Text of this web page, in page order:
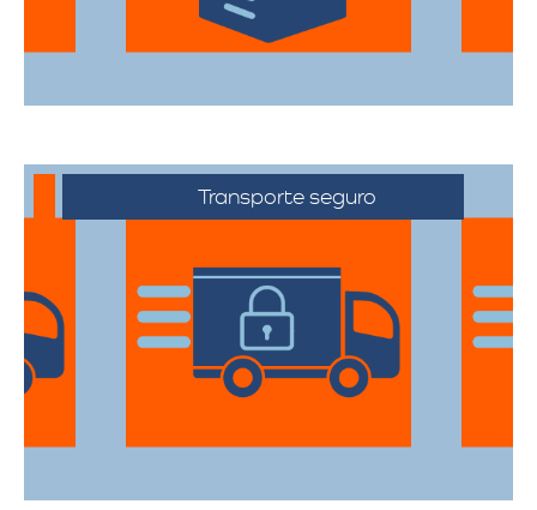
Transporte seguro
Los vehículos están equipados con
tecnología avanzada para asegurar que
cada artículo llegue en perfecto estado a
su destino.